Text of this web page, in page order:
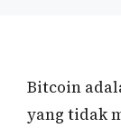
Bitcoin
yang tidak